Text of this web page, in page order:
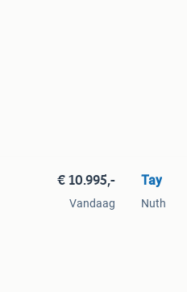
€ 10.995,-
Vandaag
Tay
Nuth